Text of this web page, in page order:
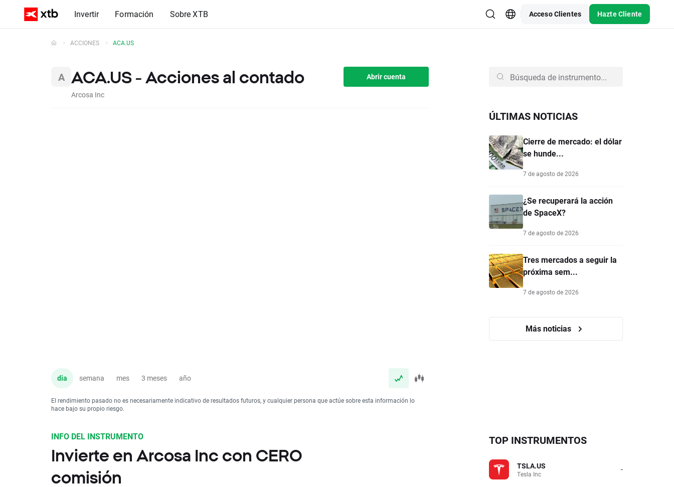
Invertir Formación Sobre XTB Acceso Clientes Hazte Cliente
ACCIONES ACA.US
ACA.US - Acciones al contado
Arcosa Inc
Abrir cuenta
dia semana mes 3 meses año
El rendimiento pasado no es necesariamente indicativo de resultados futuros, y cualquier persona que actúe sobre esta información lo
hace bajo su propio riesgo.
ÚLTIMAS NOTICIAS
Cierre de mercado: el dólar
se hunde...
7 de agosto de 2026
¿Se recuperará la acción
de SpaceX?
7 de agosto de 2026
Tres mercados a seguir la
próxima sem...
7 de agosto de 2026
Más noticias
INFO DEL INSTRUMENTO
Invierte en Arcosa Inc con CERO
comisión
TOP INSTRUMENTOS
TSLA.US
Tesla Inc -